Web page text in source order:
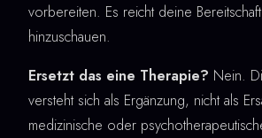
vorbereiten. Es reicht deine
hinzuschauen.
Ersetzt das eine Therapie? Nein.
versteht sich als Ergänzung, nicht als
medizinische oder